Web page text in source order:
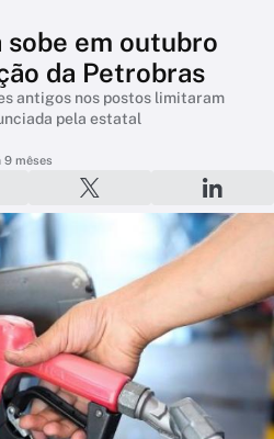
sobe em outubro
da Petrobras
antigos nos postos limitaram
pela estatal
9 mêses